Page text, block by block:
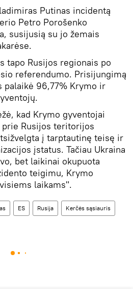
Putinas incidentą
Petro Porošenko
susijusią su jo žemais
tapo Rusijos regionais po
referendumo. Prisijungimą
96,77% Krymo ir
kad Krymo gyventojai
Rusijos teritorijos
į tarptautinę teisę ir
įstatus. Tačiau Ukraina
bet laikinai okupuota
teigimu, Krymo
laikams".
ES Rusija Kerčės sąsiauris